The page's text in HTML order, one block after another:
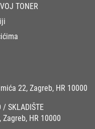
TONER
22, Zagreb, HR 10000
/ SKLADIŠTE
HR 10000